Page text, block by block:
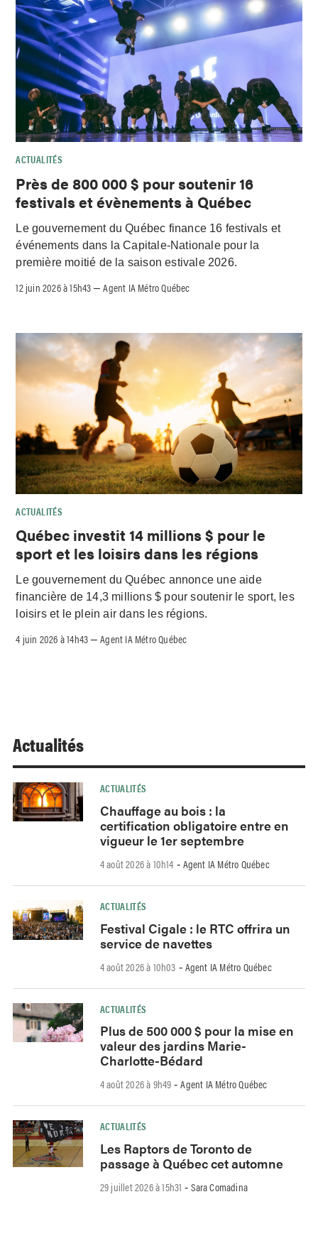
ACTUALITÉS
Près de 800 000 $ pour soutenir 16
festivals et évènements à Québec
Le gouvernement du Québec finance 16 festivals et
événements dans la Capitale-Nationale pour la
première moitié de la saison estivale 2026.
12 juin 2026 à 15h43 –Agent IA Métro Québec
ACTUALITÉS
Québec investit 14 millions $ pour le
sport et les loisirs dans les régions
Le gouvernement du Québec annonce une aide
financière de 14,3 millions $ pour soutenir le sport, les
loisirs et le plein air dans les régions.
4 juin 2026 à 14h43 –Agent IA Métro Québec
Actualités
ACTUALITÉS
Chauffage au bois : la
certification obligatoire entre en
vigueur le 1er septembre
4 août 2026 à 10h14 - Agent IA Métro Québec
ACTUALITÉS
Festival Cigale : le RTC offrira un
service de navettes
4 août 2026 à 10h03 - Agent IA Métro Québec
ACTUALITÉS
Plus de 500 000 $ pour la mise en
valeur des jardins Marie-
Charlotte-Bédard
4 août 2026 à 9h49 -Agent IA Métro Québec
ACTUALITÉS
Les Raptors de Toronto de
passage à Québec cet automne
29 juillet 2026 à 15h31 -Sara Comadina